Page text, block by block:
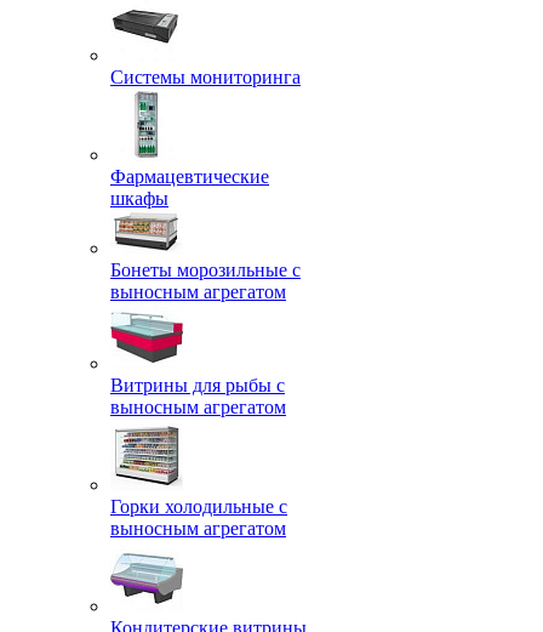
Системы мониторинга
Фармацевтические
шкафы
Бонеты морозильные с
выносным агрегатом
Витрины для рыбы с
выносным агрегатом
Горки холодильные с
выносным агрегатом
Кондитерские витрины